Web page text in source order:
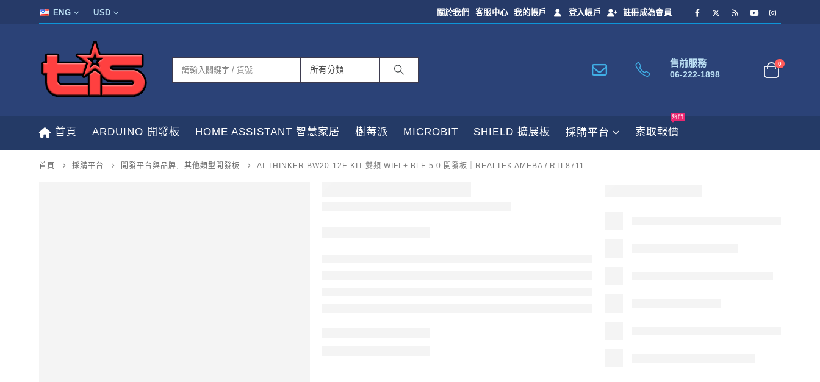
ENG USD 關於我們 客服中心 我的帳戶 登入帳戶 註冊成為會員
售前服務
06-222-1898
0
首頁 ARDUINO 開發板 HOME ASSISTANT 智慧家居 樹莓派 MICROBIT SHIELD 擴展板 採購平台 索取報價
熱門
首頁 採購平台 開發平台與品牌, 其他類型開發板 AI-THINKER BW20-12F-KIT 雙頻 WIFI + BLE 5.0 開發板｜REALTEK AMEBA / RTL8711